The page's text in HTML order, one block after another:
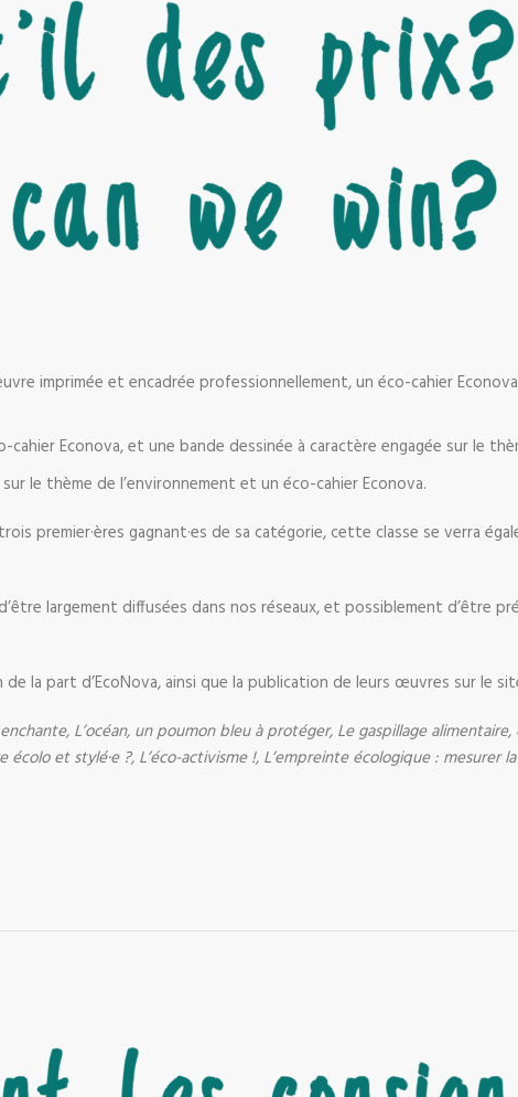
imprimée et encadrée professionnellement, un éco-cahier
Econova, et une bande dessinée à caractère engagée sur le
le thème de l’environnement et un éco-cahier Econova.
premier·ères gagnant·es de sa catégorie, cette classe se verra
largement diffusées dans nos réseaux, et possiblement d’être
la part d’EcoNova, ainsi que la publication de leurs œuvres sur le
L’océan, un poumon bleu à protéger, Le gaspillage alimentaire,
et stylé·e ?, L’éco-activisme !, L’empreinte écologique : mesurer